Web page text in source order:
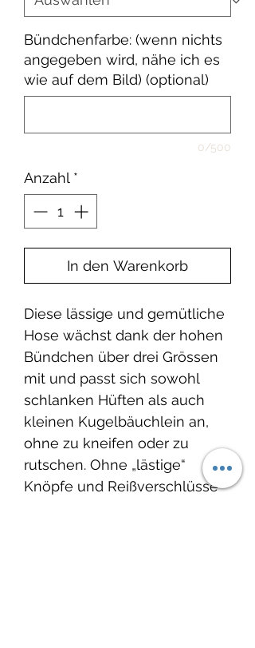
Bündchenfarbe: (wenn nichts
angegeben wird, nähe ich es
wie auf dem Bild) (optional)
0/500
Anzahl *
In den Warenkorb
Diese lässige und gemütliche
Hose wächst dank der hohen
Bündchen über drei Grössen
mit und passt sich sowohl
schlanken Hüften als auch
kleinen Kugelbäuchlein an,
ohne zu kneifen oder zu
rutschen. Ohne „lästige“
Knöpfe und Reißverschlüsse